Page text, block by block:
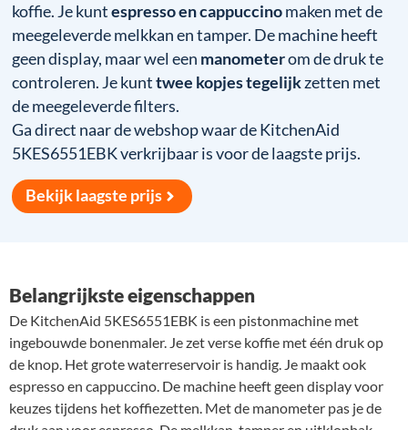
koffie. Je kuntespresso en cappuccinomaken met de
meegeleverde melkkan en tamper. De machine heeft
geen display, maar wel een manometerom de druk te
controleren. Je kunttwee kopjes tegelijkzetten met
de meegeleverde filters.
Ga direct naar de webshop waar de KitchenAid
5KES6551EBK verkrijbaar is voor de laagste prijs.
Bekijk laagste prijs
Belangrijkste eigenschappen
De KitchenAid 5KES6551EBK is een pistonmachine met
ingebouwde bonenmaler. Je zet verse koffie met één druk op
de knop. Het grote waterreservoir is handig. Je maakt ook
espresso en cappuccino. De machine heeft geen display voor
keuzes tijdens het koffiezetten. Met de manometer pas je de